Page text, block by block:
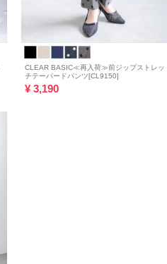
CLEAR BASIC≪再入荷≫前ジップストレッ
チテーパードパンツ[CL9150]
¥ 3,190